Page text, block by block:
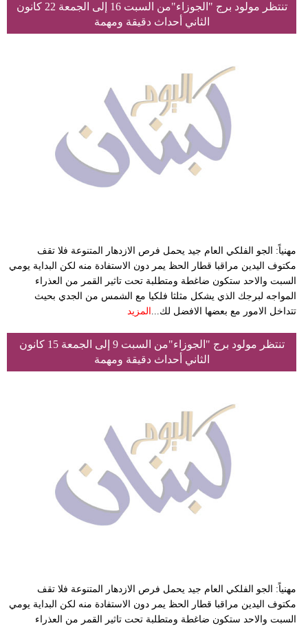
تنتظر مولود برج "الجوزاء"من السبت 16 إلى الجمعة 22 كانون
الثاني أحداث دقيقة ومهمة
مهنياً: الجو الفلكي العام جيد يحمل فرص الازدهار المتنوعة فلا تقف
مكتوف اليدين مراقبا قطار الحظ يمر دون الاستفادة منه لكن البداية يومي
السبت والاحد ستكون ضاغطة ومتطلبة تحت تاثير القمر من العذراء
المواجه لبرجك الذي يشكل مثلثا فلكيا مع الشمس من الجدي بحيث
تتداخل الامور مع بعضها الافضل لك... المزيد
تنتظر مولود برج "الجوزاء"من السبت 9 إلى الجمعة 15 كانون
الثاني أحداث دقيقة ومهمة
مهنياً: الجو الفلكي العام جيد يحمل فرص الازدهار المتنوعة فلا تقف
مكتوف اليدين مراقبا قطار الحظ يمر دون الاستفادة منه لكن البداية يومي
السبت والاحد ستكون ضاغطة ومتطلبة تحت تاثير القمر من العذراء